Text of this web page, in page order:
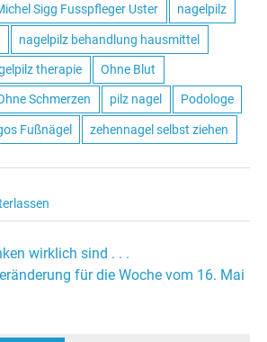
Sigg Fusspfleger Uster nagelpilz
nagelpilz behandlung hausmittel
therapie Ohne Blut
Schmerzen pilz nagel Podologe
Fußnägel zehennagel selbst ziehen
wirklich sind . . .
für die Woche vom 16. Mai